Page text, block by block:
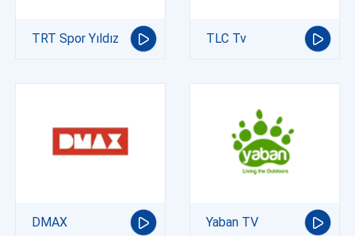
TRT Spor Yıldız TLC Tv
DMAX Yaban TV